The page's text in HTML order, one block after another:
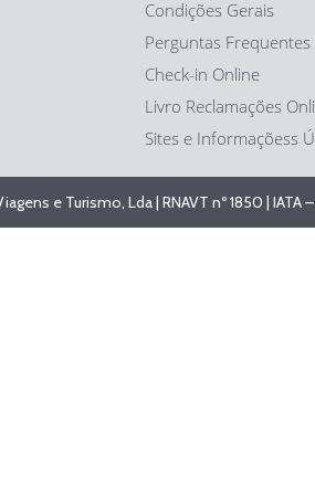
Condições Gerais
Perguntas Frequentes
Check-in Online
Livro Reclamações
Sites e Informaçõess
e Turismo, Lda | RNAVT nº 1850 |